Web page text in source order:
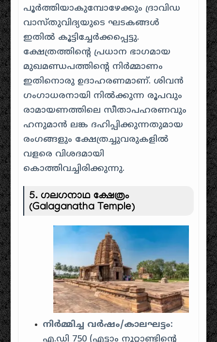
പൂർത്തിയാകുമ്പോഴേക്കും ദ്രാവിഡ
വാസ്തുവിദ്യയുടെ ഘടകങ്ങൾ
ഇതിൽ കൂട്ടിച്ചേർക്കപ്പെട്ടു.
ക്ഷേത്രത്തിന്റെ പ്രധാന ഭാഗമായ
മുഖമണ്ഡപത്തിന്റെ നിർമ്മാണം
ഇതിനൊരു ഉദാഹരണമാണ്. ശിവൻ
ഗംഗാധരനായി നിൽക്കുന്ന രൂപവും
രാമായണത്തിലെ സീതാപഹരണവും
ഹനുമാൻ ലങ്ക ദഹിപ്പിക്കുന്നതുമായ
രംഗങ്ങളും ക്ഷേത്രച്ചുവരുകളിൽ
വളരെ വിശദമായി
കൊത്തിവച്ചിരിക്കുന്നു.
5.ഗലഗനാഥ ക്ഷേത്രം
(Galaganatha Temple)
നിർമ്മിച്ച വർഷം/കാലഘട്ടം:
എ.ഡി 750 (എട്ടാം നൂറ്റാണ്ടിന്റെ